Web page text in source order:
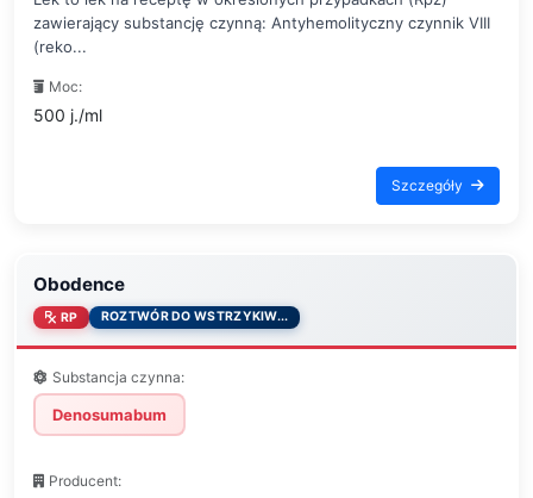
zawierający substancję czynną: Antyhemolityczny czynnik VIII
(reko...
Moc:
500 j./ml
Szczegóły
Obodence
RP ROZTWÓR DO WSTRZYKIW...
Substancja czynna:
Denosumabum
Producent: